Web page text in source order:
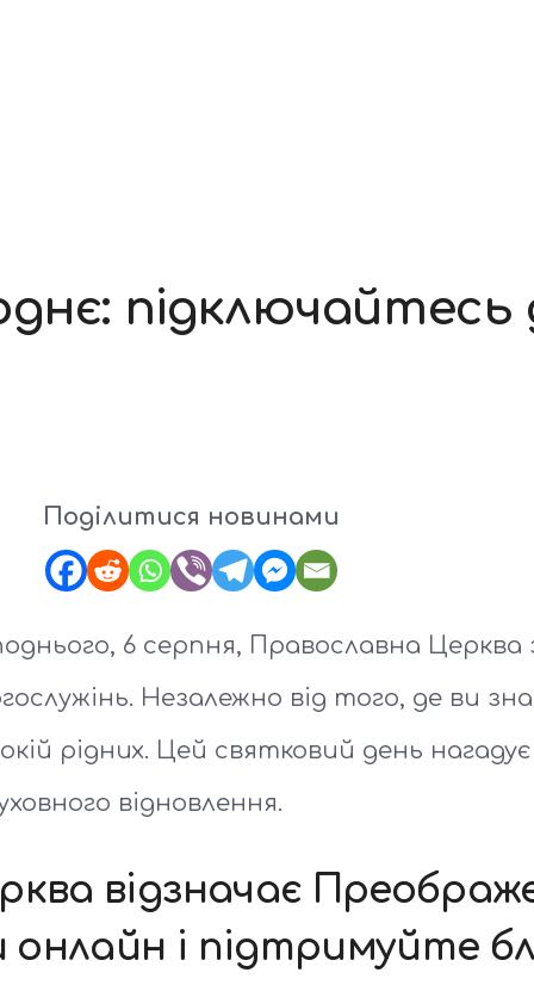
підключайтесь
Поділитися новинами
6 серпня, Православна Церква
Незалежно від того, де ви
рідних. Цей святковий день
відновлення.
відзначає
і підтримуйте